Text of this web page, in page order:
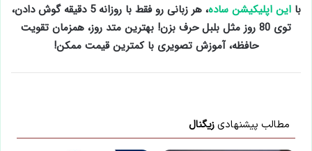
بااین اپلیکیشن ساده
، هر زبانی رو فقط با روزانه 5 دقیقه گوش دادن،
توی 80 روز مثل بلبل حرف بزن! بهترین متد روز، همزمان تقویت
حافظه، آموزش تصویری با کمترین قیمت ممکن!